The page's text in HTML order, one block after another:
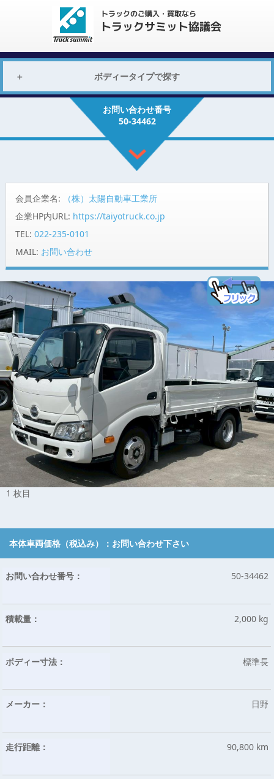
ボディータイプで探す
お問い合わせ番号
50-34462
会員企業名:
（株）太陽自動車工業所
企業HP内URL: https://taiyotruck.co.jp
TEL: 022-235-0101
MAIL: お問い合わせ
1 枚目
本体車両価格（税込み）： お問い合わせ下さい
お問い合わせ番号： 50-34462
積載量： 2,000 kg
ボディー寸法： 標準長
メーカー： 日野
走行距離： 90,800 km